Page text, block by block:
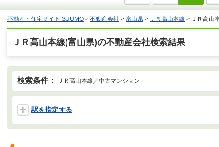
不動産・住宅サイト SUUMO > 不動産会社 > 富山県 > ＪＲ高山本線 > ＪＲ高山
ＪＲ高山本線(富山県)の不動産会社検索結果
検索条件： ＪＲ高山本線／中古マンション
駅を指定する